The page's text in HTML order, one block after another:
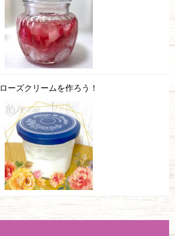
ローズクリームを作ろう！